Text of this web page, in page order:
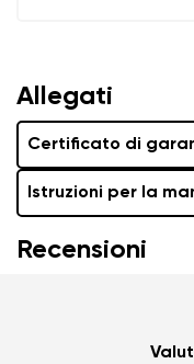
Allegati
Certificato di
Istruzioni per la
Recensioni